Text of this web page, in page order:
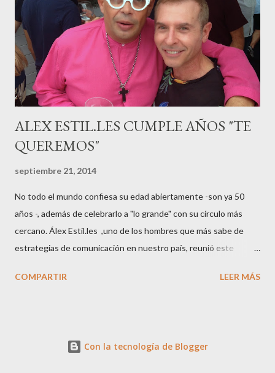
“hiperemesisgravídica”.Pasados los meses fatídicos de
gestación Marta tiró adelante con el embarazo, ahora es una
mamá feliz. Otro de los modelos que ha sido padre este año ha
sido el madrileño, Emilio Flores , el top que desfiló en las mejores
pasarelas ...
ALEX ESTIL.LES CUMPLE AÑOS "TE
QUEREMOS"
septiembre 21, 2014
No todo el mundo confiesa su edad abiertamente -son ya 50
años -, además de celebrarlo a "lo grande" con su círculo más
cercano. Álex Estil.les ,uno de los hombres que más sabe de
estrategias de comunicación en nuestro país, reunió este
colaboradores y amigos que a lo largo de su vida profesional han
moda, su gran especialidad.. Queremos a Álex tal y como es, con
COMPARTIR LEER MÁS
Con la tecnología de Blogger